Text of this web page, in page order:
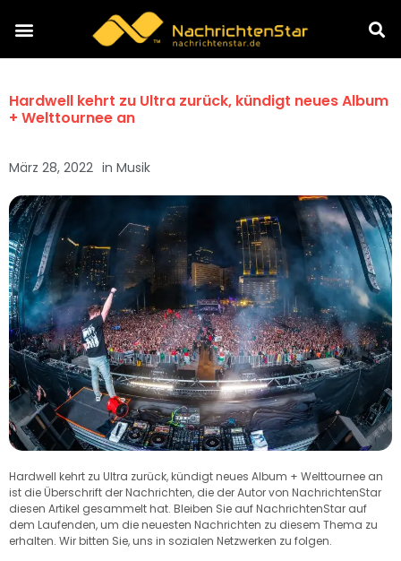
Hardwell kehrt zu Ultra zurück, kündigt neues Album
+ Welttournee an
März 28, 2022 in Musik
Hardwell kehrt zu Ultra zurück, kündigt neues Album + Welttournee an
ist die Überschrift der Nachrichten, die der Autor von NachrichtenStar
diesen Artikel gesammelt hat. Bleiben Sie auf NachrichtenStar auf
dem Laufenden, um die neuesten Nachrichten zu diesem Thema zu
erhalten. Wir bitten Sie, uns in sozialen Netzwerken zu folgen.